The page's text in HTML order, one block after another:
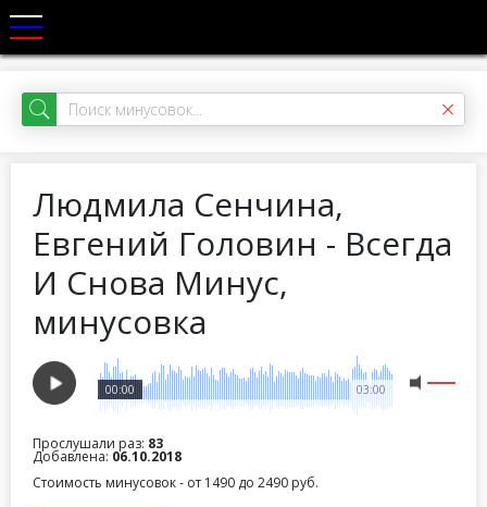
Людмила Сенчина,
Евгений Головин - Всегда
И Снова Минус,
минусовка
03:00
00:00
Прослушали раз: 83
Добавлена: 06.10.2018
Стоимость минусовок - от 1490 до 2490 руб.